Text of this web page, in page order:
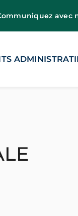
avec